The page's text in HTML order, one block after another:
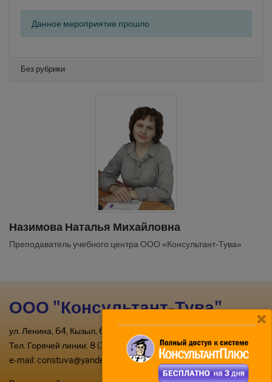
Данное мероприятие прошло
Без рубрики
Назимова Наталья Михайловна
Преподаватель учебного центра ООО «Консультант-Тува»
ООО "Консультант-Тува"
ул. Ленина, 64, Кызыл, 667000
Тел. Горячей линии: 8 (39422) 2-33-03
e-mail: constuva@yandex.ru